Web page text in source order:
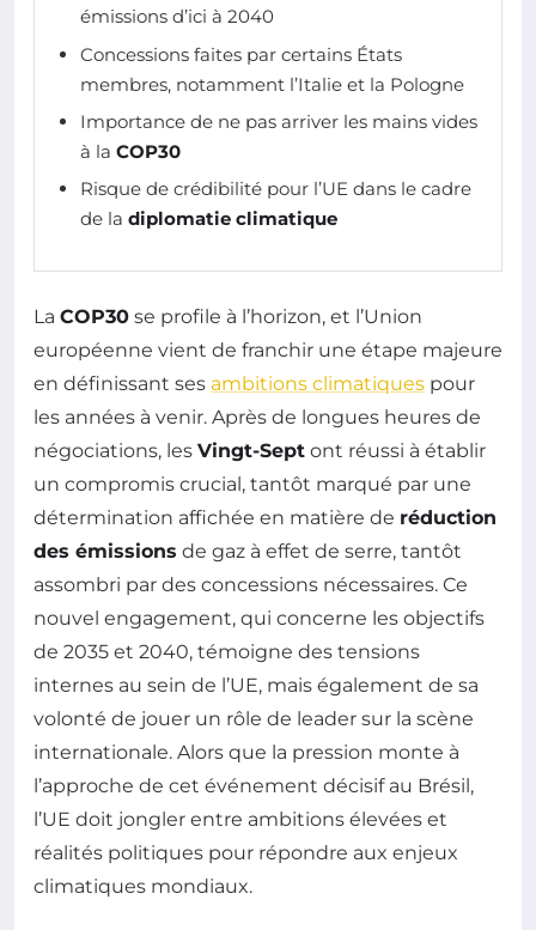
émissions d’ici à 2040
Concessions faites par certains États
membres, notamment l’Italie et la Pologne
Importance de ne pas arriver les mains vides
à la COP30
Risque de crédibilité pour l’UE dans le cadre
de la diplomatie climatique
La COP30 se profile à l’horizon, et l’Union
européenne vient de franchir une étape majeure
en définissant ses ambitions climatiques pour
les années à venir. Après de longues heures de
négociations, les Vingt-Sept ont réussi à établir
un compromis crucial, tantôt marqué par une
détermination affichée en matière de réduction
des émissions de gaz à effet de serre, tantôt
assombri par des concessions nécessaires. Ce
nouvel engagement, qui concerne les objectifs
de 2035 et 2040, témoigne des tensions
internes au sein de l’UE, mais également de sa
volonté de jouer un rôle de leader sur la scène
internationale. Alors que la pression monte à
l’approche de cet événement décisif au Brésil,
l’UE doit jongler entre ambitions élevées et
réalités politiques pour répondre aux enjeux
climatiques mondiaux.